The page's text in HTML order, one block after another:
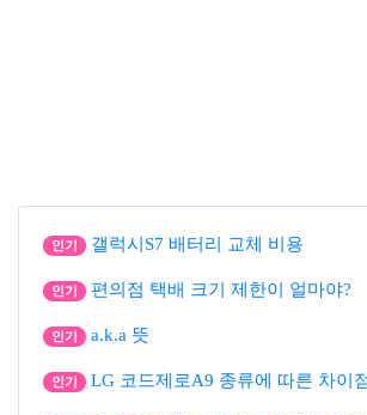
인기 갤럭시S7 배터리 교체 비용
인기 편의점 택배 크기 제한이 얼마야?
인기 a.k.a 뜻
인기 LG 코드제로A9 종류에 따른 차이